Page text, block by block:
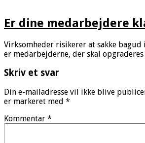
Er dine medarbejdere
Virksomheder risikerer at sakke bagud
er medarbejderne, der skal
Skriv et svar
Din e-mailadresse vil ikke blive
er markeret med *
Kommentar *